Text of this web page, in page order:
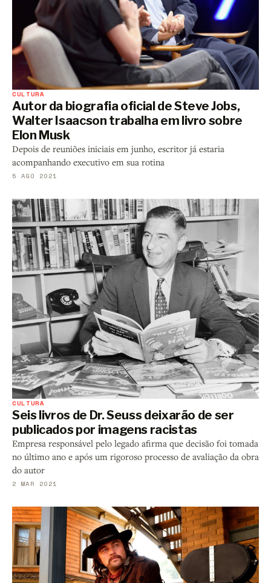
CULTURA
Autor da biografia oficial de Steve Jobs,
Walter Isaacson trabalha em livro sobre
Elon Musk
Depois de reuniões iniciais em junho, escritor já estaria
acompanhando executivo em sua rotina
5 AGO 2021
CULTURA
Seis livros de Dr. Seuss deixarão de ser
publicados por imagens racistas
Empresa responsável pelo legado afirma que decisão foi tomada
no último ano e após um rigoroso processo de avaliação da obra
do autor
2 MAR 2021